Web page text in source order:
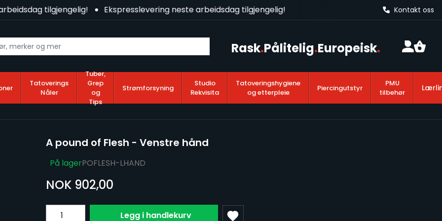
tilgjengelig! Ekspresslevering neste arbeidsdag tilgjengelig! Kontakt oss
Rask.Pålitelig.Europeisk.
Tatoverings
Nåler
Tuber,
Grep
og
Tips
Strømforsyning
Studio
Rekvisita
Tatoveringshygiene
og etterpleie
Piercingutstyr
PMU
tilbehør
A pound of Flesh - Venstre hånd
På lagerPOFLESH-LHAND
NOK 902,00
Antall Legg i handlekurv